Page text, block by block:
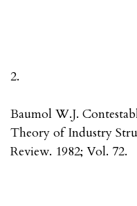
2.
Baumol W.J.
Theory of Industry
Review. 1982; Vol. 72.